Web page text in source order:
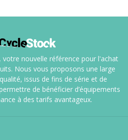
votre nouvelle référence pour l'achat
Nous vous proposons une large
issus de fins de série et de
de bénéficier d’équipements
à des tarifs avantageux.